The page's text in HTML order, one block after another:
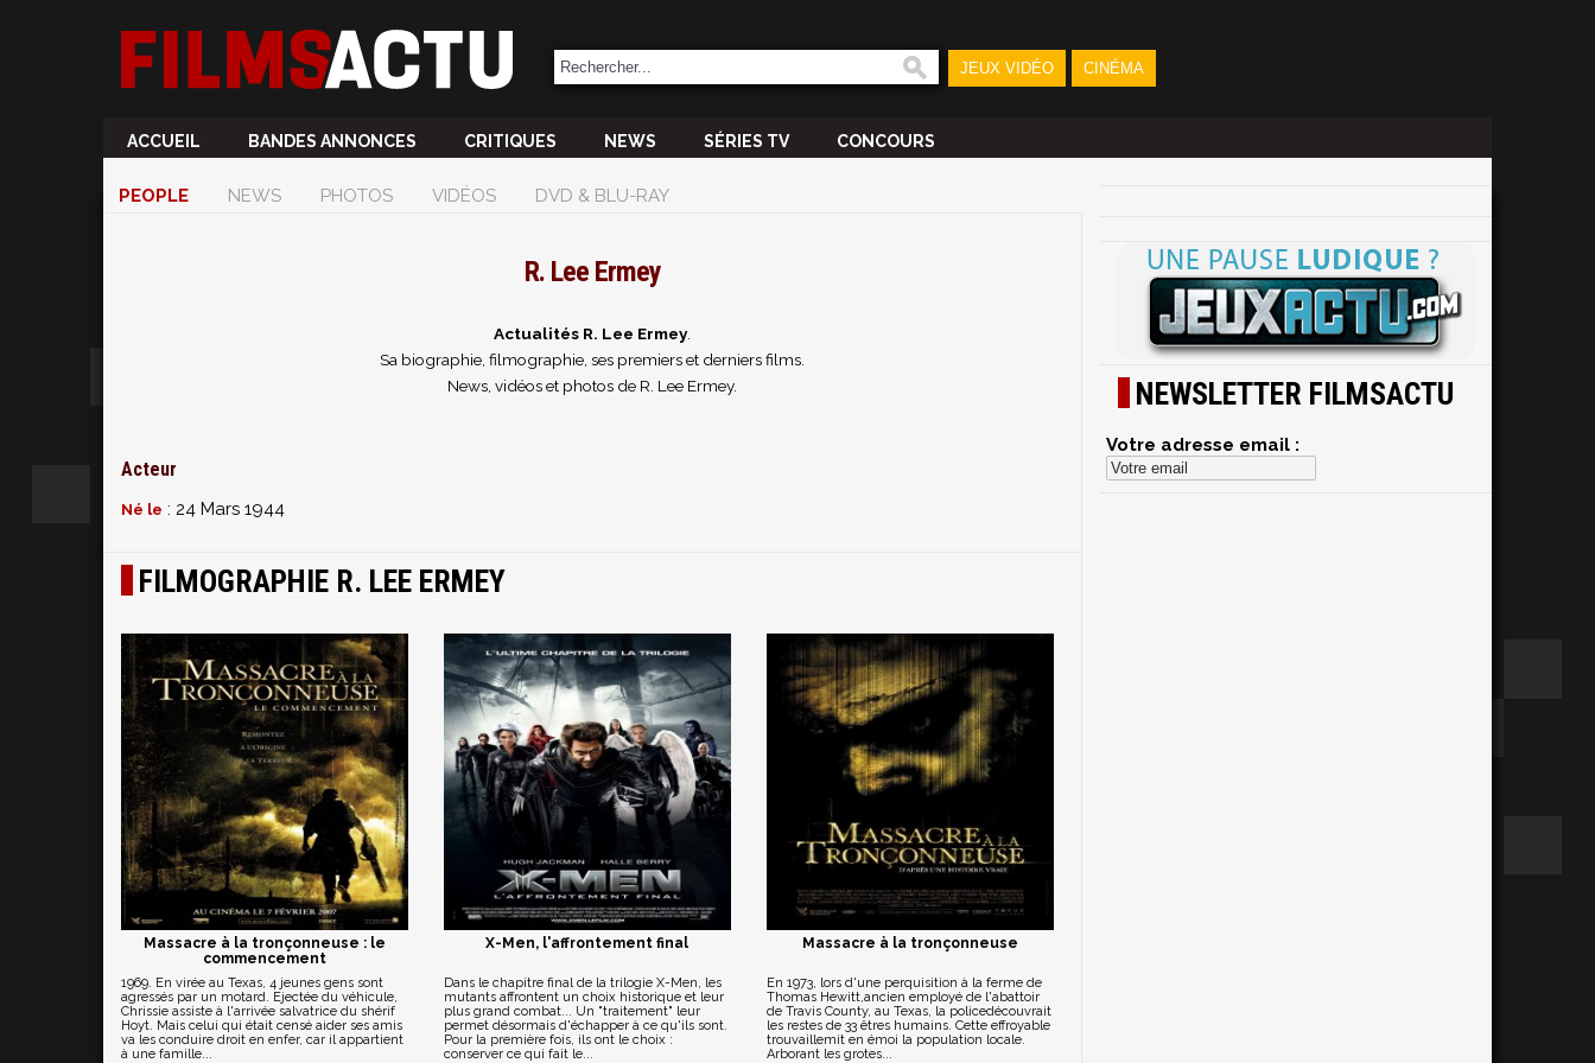
JEUX VIDÉO CINÉMA
ACCUEIL BANDES ANNONCES CRITIQUES NEWS SÉRIES TV CONCOURS
PEOPLE NEWS PHOTOS VIDÉOS DVD & BLU-RAY
R. Lee Ermey
Actualités R. Lee Ermey.
Sa biographie, filmographie, ses premiers et derniers films.
News, vidéos et photos de R. Lee Ermey.
Acteur
Né le : 24 Mars 1944
FILMOGRAPHIE R. LEE ERMEY
Massacre à la tronçonneuse : le
commencement
1969. En virée au Texas, 4 jeunes gens sont
agressés par un motard. Ejectée du véhicule,
Chrissie assiste à l'arrivée salvatrice du shérif
Hoyt. Mais celui qui était censé aider ses amis
va les conduire droit en enfer, car il appartient
à une famille...
X-Men, l'affrontement final
Dans le chapitre final de la trilogie X-Men, les
mutants affrontent un choix historique et leur
plus grand combat... Un "traitement" leur
permet désormais d'échapper à ce qu'ils sont.
Pour la première fois, ils ont le choix :
conserver ce qui fait le...
Massacre à la tronçonneuse
En 1973, lors d'une perquisition à la ferme de
Thomas Hewitt,ancien employé de l'abattoir
de Travis County, au Texas, la policedécouvrait
les restes de 33 êtres humains. Cette effroyable
trouvaillemit en émoi la population locale.
Arborant les grotes...
NEWSLETTER FILMSACTU
Votre adresse email :